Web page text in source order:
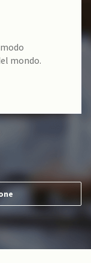
mondo.